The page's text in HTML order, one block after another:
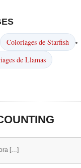
Coloriages de Starfish
de Llamas
[…]